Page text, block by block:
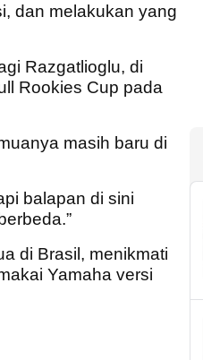
dan melakukan yang
Razgatlioglu, di
Rookies Cup pada
masih baru di
balapan di sini
di Brasil, menikmati
Yamaha versi